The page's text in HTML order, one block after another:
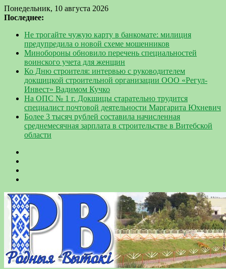
Понедельник, 10 августа 2026
Последнее:
Не трогайте чужую карту в банкомате: милиция
предупредила о новой схеме мошенников
Минобороны обновило перечень специальностей
воинского учета для женщин
Ко Дню строителя: интервью с руководителем
докшицкой строительной организации ООО «Регул-
Инвест» Вадимом Кучко
На ОПС № 1 г. Докшицы старательно трудится
специалист почтовой деятельности Маргарита Юхневич
Более 3 тысяч рублей составила начисленная
среднемесячная зарплата в строительстве в Витебской
области